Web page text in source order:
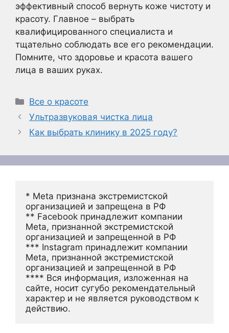
эффективный способ вернуть коже чистоту и
красоту. Главное – выбрать
квалифицированного специалиста и
тщательно соблюдать все его рекомендации.
Помните, что здоровье и красота вашего
лица в ваших руках.
Рубрики
Все о красоте
Ультразвуковая чистка лица
Как выбрать клинику в 2025 году?
* Meta признана экстремистской
организацией и запрещена в РФ
** Facebook принадлежит компании
Meta, признанной экстремистской
организацией и запрещенной в РФ
*** Instagram принадлежит компании
Meta, признанной экстремистской
организацией и запрещенной в РФ
**** Вся информация, изложенная на
сайте, носит сугубо рекомендательный
характер и не является руководством к
действию.